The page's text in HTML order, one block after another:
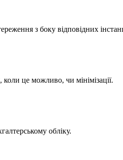
з боку відповідних
це можливо, чи мінімізації.
обліку.